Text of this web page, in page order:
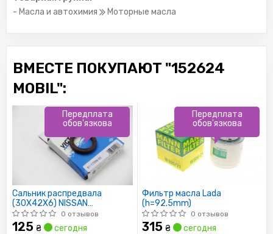
- Масла и автохимия
Моторные масла
ВМЕСТЕ ПОКУПАЮТ "152624
MOBIL":
Сальник распредвала
(30X42X6) NISSAN
INTERSTAR, KUBISTAR,
PRIMASTAR
0 отзывов
125 ₴ сегодня
Передплата
обов'язкова
Фильтр масла Lada
(h=92.5mm)
0 отзывов
315 ₴ сегодня
Передплата
обов'язкова